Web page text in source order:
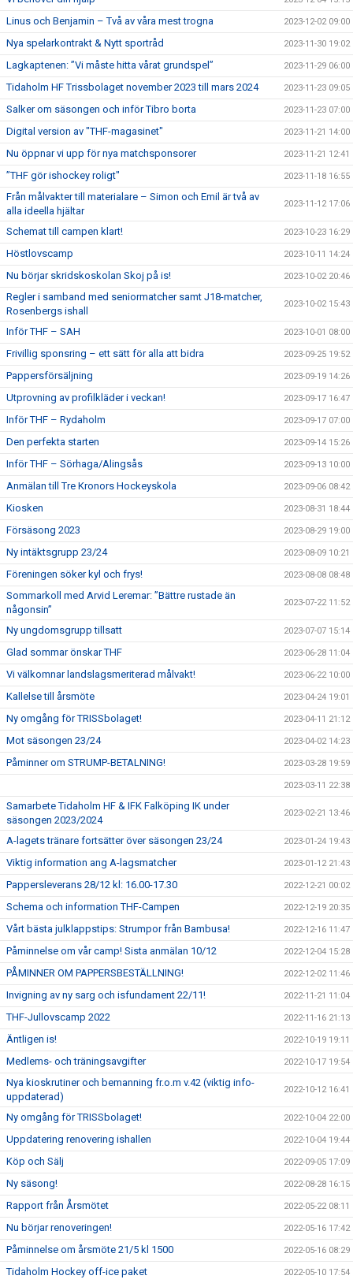
Linus och Benjamin – Två av våra mest trogna 2023-12-02 09:00
Nya spelarkontrakt & Nytt sportråd 2023-11-30 19:02
Lagkaptenen: ”Vi måste hitta vårat grundspel” 2023-11-29 06:00
Tidaholm HF Trissbolaget november 2023 till mars 2024 2023-11-23 09:05
Salker om säsongen och inför Tibro borta 2023-11-23 07:00
Digital version av "THF-magasinet" 2023-11-21 14:00
Nu öppnar vi upp för nya matchsponsorer 2023-11-21 12:41
”THF gör ishockey roligt" 2023-11-18 16:55
Från målvakter till materialare – Simon och Emil är två av
alla ideella hjältar
2023-11-12 17:06
Schemat till campen klart! 2023-10-23 16:29
Höstlovscamp 2023-10-11 14:24
Nu börjar skridskoskolan Skoj på is! 2023-10-02 20:46
Regler i samband med seniormatcher samt J18-matcher,
Rosenbergs ishall
2023-10-02 15:43
Inför THF – SAH 2023-10-01 08:00
Frivillig sponsring – ett sätt för alla att bidra 2023-09-25 19:52
Pappersförsäljning 2023-09-19 14:26
Utprovning av profilkläder i veckan! 2023-09-17 16:47
Inför THF – Rydaholm 2023-09-17 07:00
Den perfekta starten 2023-09-14 15:26
Inför THF – Sörhaga/Alingsås 2023-09-13 10:00
Anmälan till Tre Kronors Hockeyskola 2023-09-06 08:42
Kiosken 2023-08-31 18:44
Försäsong 2023 2023-08-29 19:00
Ny intäktsgrupp 23/24 2023-08-09 10:21
Föreningen söker kyl och frys! 2023-08-08 08:48
Sommarkoll med Arvid Leremar: ”Bättre rustade än
någonsin”
2023-07-22 11:52
Ny ungdomsgrupp tillsatt 2023-07-07 15:14
Glad sommar önskar THF 2023-06-28 11:04
Vi välkomnar landslagsmeriterad målvakt! 2023-06-22 10:00
Kallelse till årsmöte 2023-04-24 19:01
Ny omgång för TRISSbolaget! 2023-04-11 21:12
Mot säsongen 23/24 2023-04-02 14:23
Påminner om STRUMP-BETALNING! 2023-03-28 19:59
2023-03-11 22:38
Samarbete Tidaholm HF & IFK Falköping IK under
säsongen 2023/2024
2023-02-21 13:46
A-lagets tränare fortsätter över säsongen 23/24 2023-01-24 19:43
Viktig information ang A-lagsmatcher 2023-01-12 21:43
Pappersleverans 28/12 kl: 16.00-17.30 2022-12-21 00:02
Schema och information THF-Campen 2022-12-19 20:35
Vårt bästa julklappstips: Strumpor från Bambusa! 2022-12-16 11:47
Påminnelse om vår camp! Sista anmälan 10/12 2022-12-04 15:28
PÅMINNER OM PAPPERSBESTÄLLNING! 2022-12-02 11:46
Invigning av ny sarg och isfundament 22/11! 2022-11-21 11:04
THF-Jullovscamp 2022 2022-11-16 21:13
Äntligen is! 2022-10-19 19:11
Medlems- och träningsavgifter 2022-10-17 19:54
Nya kioskrutiner och bemanning fr.o.m v.42 (viktig info-
uppdaterad)
2022-10-12 16:41
Ny omgång för TRISSbolaget! 2022-10-04 22:00
Uppdatering renovering ishallen 2022-10-04 19:44
Köp och Sälj 2022-09-05 17:09
Ny säsong! 2022-08-28 16:15
Rapport från Årsmötet 2022-05-22 08:11
Nu börjar renoveringen! 2022-05-16 17:42
Påminnelse om årsmöte 21/5 kl 1500 2022-05-16 08:29
Tidaholm Hockey off-ice paket 2022-05-10 17:54